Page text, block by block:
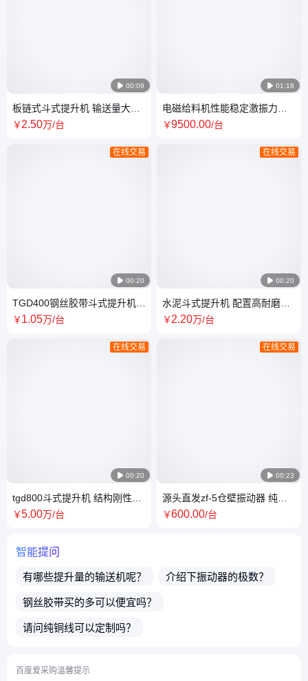
 00:09
板链式斗式提升机 输送量大维
护简单不漏粉 NSE300砂浆提
￥2.50万/台
 00:20
在线交易
TGD400钢丝胶带斗式提升机抗
拉强度高维修少建材斗提机
￥1.05万/台
 00:20
在线交易
tgd800斗式提升机 结构刚性强
性能稳定噪音小沙子斗提机
￥5.00万/台
 01:18
电磁给料机性能稳定激振力强
噪音小防堵塞料仓GZ8振动布
￥9500.00/台
 00:20
在线交易
水泥斗式提升机 配置高耐磨料
斗板链斗提机 提升机NE200
￥2.20万/台
 00:23
在线交易
源头直发zf-5仓壁振动器 纯铜
线圈 维护少 电厂煤矿专用料仓
￥600.00/台
智能提问
有哪些提升量的输送机呢？ 介绍下振动器的极数？
钢丝胶带买的多可以便宜吗？
请问纯铜线可以定制吗？
百度爱采购温馨提示